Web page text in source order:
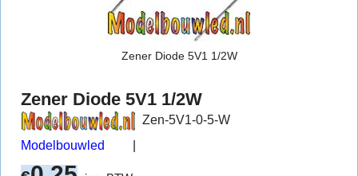
Zener Diode 5V1 1/2W
Zener Diode 5V1 1/2W
Modelbouwled
Zen-5V1-0-5-W